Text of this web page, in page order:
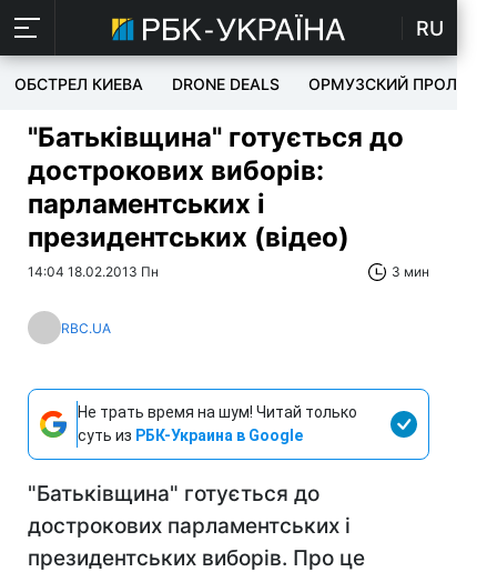
RU
ОБСТРЕЛ КИЕВА DRONE DEALS ОРМУЗСКИЙ ПРОЛИВ
"Батьківщина" готується до
дострокових виборів:
парламентських і
президентських (відео)
14:04 18.02.2013 Пн 3 мин
RBC.UA
Не трать время на шум! Читай только
суть из РБК-Украина в Google
"Батьківщина" готується до
дострокових парламентських і
президентських виборів. Про це